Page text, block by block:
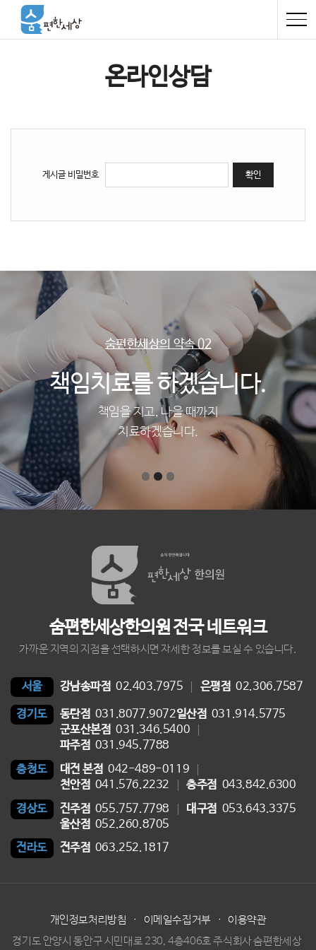
온라인상담
게시글 비밀번호 확인
숨편한세상의 약속 02
책임치료를 하겠습니다.
책임을 지고, 나을 때까지
치료하겠습니다.
숨편한세상한의원 전국 네트워크
가까운 지역의 지점을 선택하시면 자세한 정보를 보실 수 있습니다.
서울 강남송파점 02.403.7975 은평점 02.306.7587
경기도 동탄점 031.8077.9072일산점 031.914.5775
군포산본점 031.346.5400
파주점 031.945.7788
충청도
대전 본점 042-489-0119
천안점 041.576.2232 충주점 043.842.6300
경상도
진주점 055.757.7798 대구점 053.643.3375
울산점 052.260.8705
전라도
전주점 063.252.1817
개인정보처리방침 · 이메일수집거부 ·
이용약관
경기도 안양시 동안구 시민대로 230, 4층406호 주식회사 숨편한세상